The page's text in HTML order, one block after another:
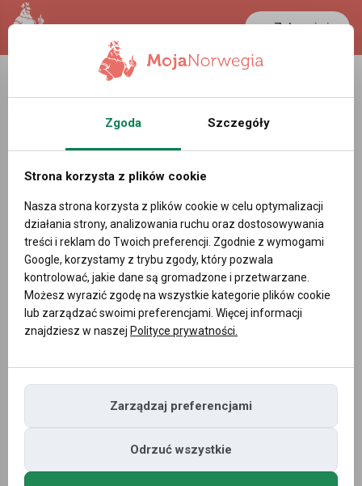
Zaloguj się
Zgoda Szczegóły
Strona korzysta z plików cookie
Nasza strona korzysta z plików cookie w celu optymalizacji
działania strony, analizowania ruchu oraz dostosowywania
treści i reklam do Twoich preferencji. Zgodnie z wymogami
Google, korzystamy z trybu zgody, który pozwala
kontrolować, jakie dane są gromadzone i przetwarzane.
Możesz wyrazić zgodę na wszystkie kategorie plików cookie
lub zarządzać swoimi preferencjami. Więcej informacji
znajdziesz w naszej Polityce prywatności.
Zarządzaj preferencjami
Odrzuć wszystkie